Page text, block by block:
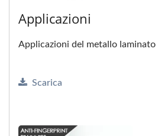
Applicazioni
Applicazioni del metallo laminato
Scarica